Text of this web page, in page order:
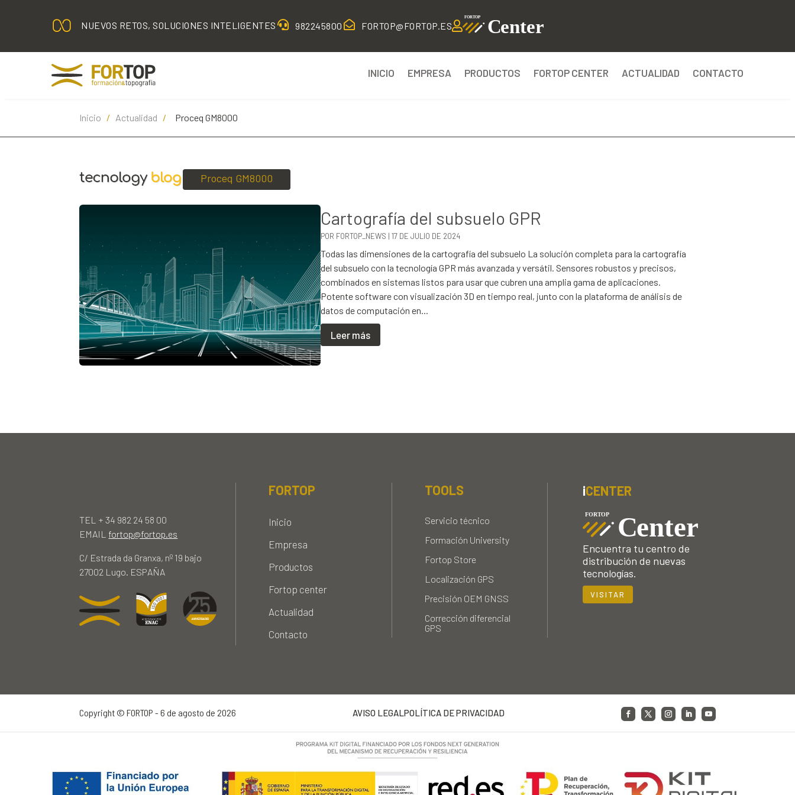
NUEVOS RETOS, SOLUCIONES INTELIGENTES  982245800  FORTOP@FORTOP.ES
INICIO EMPRESA PRODUCTOS FORTOP CENTER ACTUALIDAD CONTACTO
Inicio / Actualidad / Proceq GM8000
Proceq GM8000
Cartografía del subsuelo GPR
POR FORTOP_NEWS | 17 DE JULIO DE 2024
Todas las dimensiones de la cartografía del subsuelo La solución completa para la cartografía
del subsuelo con la tecnología GPR más avanzada y versátil. Sensores robustos y precisos,
combinados en sistemas listos para usar que cubren una amplia gama de aplicaciones.
Potente software con visualización 3D en tiempo real, junto con la plataforma de análisis de
datos de computación en...
Leer más
TEL + 34 982 24 58 00
EMAIL fortop@fortop.es
C/ Estrada da Granxa, nº 19 bajo
27002 Lugo. ESPAÑA
FORTOP
Inicio
Empresa
Productos
Fortop center
Actualidad
Contacto
TOOLS
Servicio técnico
Formación University
Fortop Store
Localización GPS
Precisión OEM GNSS
Corrección diferencial
GPS
iCENTER
Encuentra tu centro de
distribución de nuevas
tecnologías.
VISITAR
Copyright © FORTOP - 6 de agosto de 2026 AVISO LEGALPOLÍTICA DE PRIVACIDAD